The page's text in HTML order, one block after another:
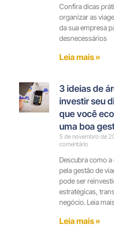
Confira dicas
organizar as
da sua empresa
desnecessários
Leia mais »
3 ideias de
investir seu
que você
uma boa
5 de novembro de
comentário
Descubra como
pela gestão de
pode ser
estratégicas,
negócio. Leia
Leia mais »